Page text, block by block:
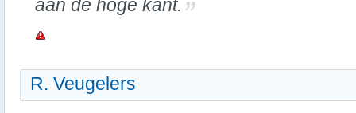
aan de hoge kant.
R. Veugelers